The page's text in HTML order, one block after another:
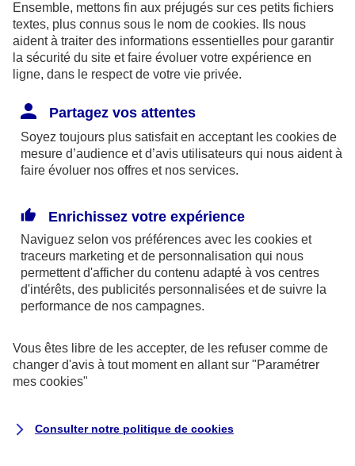
prudentiel et de résolution (ACPR) : - 4
Place de Budapest - CS 92459 - 75436
Paris Cedex 09. Le détail des procédures de
recours et de réclamation et les
disponibles sur le site axa.fr.
AXA France IARD et AXA France Vie sont
mandataires exclusifs en opérations de
246 et n°13 005 764 (consultable
surwww.orias.fr)
AXA Assistance France Assurances,
S.A au capital de 51 429 430,40 €,
Siège social :
8-10, rue Paul Vaillant Couturier
Ensemble, mettons fin aux préjugés sur ces petits fichiers
textes, plus connus sous le nom de cookies. Ils nous
aident à traiter des informations essentielles pour garantir
la sécurité du site et faire évoluer votre expérience en
ligne, dans le respect de votre vie privée.
Partagez vos attentes
Soyez toujours plus satisfait en acceptant les cookies de
mesure d’audience et d’avis utilisateurs qui nous aident à
faire évoluer nos offres et nos services.
Enrichissez votre expérience
Naviguez selon vos préférences avec les cookies et
traceurs marketing et de personnalisation qui nous
permettent d'afficher du contenu adapté à vos centres
d'intérêts, des publicités personnalisées et de suivre la
performance de nos campagnes.
Vous êtes libre de les accepter, de les refuser comme de
changer d'avis à tout moment en allant sur "Paramétrer
mes cookies"
Consulter notre politique de cookies